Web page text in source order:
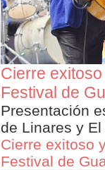
Cierre
Festival de
Presentación
de Linares y
Cierre exitoso
Festival de